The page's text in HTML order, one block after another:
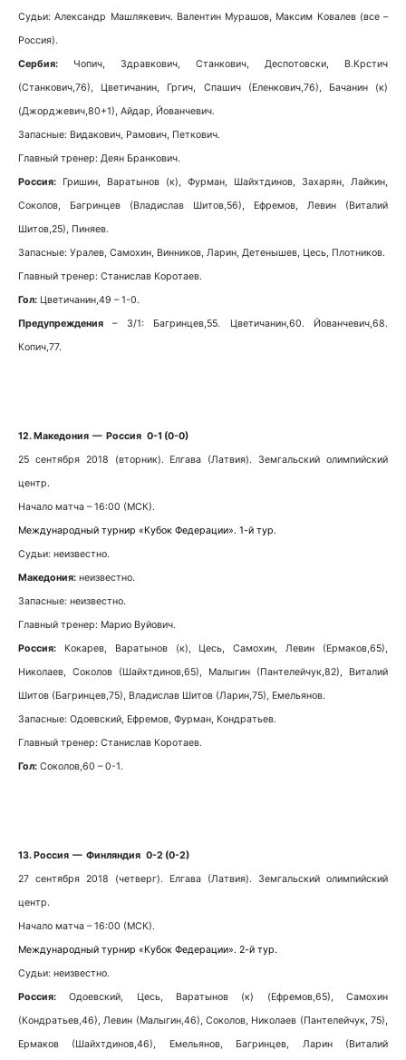
Судьи: Александр Машлякевич. Валентин Мурашов, Максим Ковалев (все –
Россия).
Сербия: Чопич, Здравкович, Станкович, Деспотовски, В.Крстич
(Станкович,76), Цветичанин, Гргич, Спашич (Еленкович,76), Бачанин (к)
(Джорджевич,80+1), Айдар, Йованчевич.
Запасные: Видакович, Рамович, Петкович.
Главный тренер: Деян Бранкович.
Россия: Гришин, Варатынов (к), Фурман, Шайхтдинов, Захарян, Лайкин,
Соколов, Багринцев (Владислав Шитов,56), Ефремов, Левин (Виталий
Шитов,25), Пиняев.
Запасные: Уралев, Самохин, Винников, Ларин, Детенышев, Цесь, Плотников.
Главный тренер: Станислав Коротаев.
Гол: Цветичанин,49 – 1-0.
Предупреждения – 3/1: Багринцев,55. Цветичанин,60. Йованчевич,68.
Копич,77.
12. Македония — Россия 0-1 (0-0)
25 сентября 2018 (вторник). Елгава (Латвия). Земгальский олимпийский
центр.
Начало матча – 16:00 (МСК).
Международный турнир «Кубок Федерации». 1-й тур.
Судьи: неизвестно.
Македония: неизвестно.
Запасные: неизвестно.
Главный тренер: Марио Вуйович.
Россия: Кокарев, Варатынов (к), Цесь, Самохин, Левин (Ермаков,65),
Николаев, Соколов (Шайхтдинов,65), Малыгин (Пантелейчук,82), Виталий
Шитов (Багринцев,75), Владислав Шитов (Ларин,75), Емельянов.
Запасные: Одоевский, Ефремов, Фурман, Кондратьев.
Главный тренер: Станислав Коротаев.
Гол: Соколов,60 – 0-1.
13. Россия — Финляндия 0-2 (0-2)
27 сентября 2018 (четверг). Елгава (Латвия). Земгальский олимпийский
центр.
Начало матча – 16:00 (МСК).
Международный турнир «Кубок Федерации». 2-й тур.
Судьи: неизвестно.
Россия: Одоевский, Цесь, Варатынов (к) (Ефремов,65), Самохин
(Кондратьев,46), Левин (Малыгин,46), Соколов, Николаев (Пантелейчук, 75),
Ермаков (Шайхтдинов,46), Емельянов, Багринцев, Ларин (Виталий